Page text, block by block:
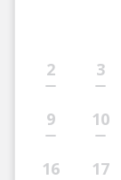
2 3
9 10
16 17